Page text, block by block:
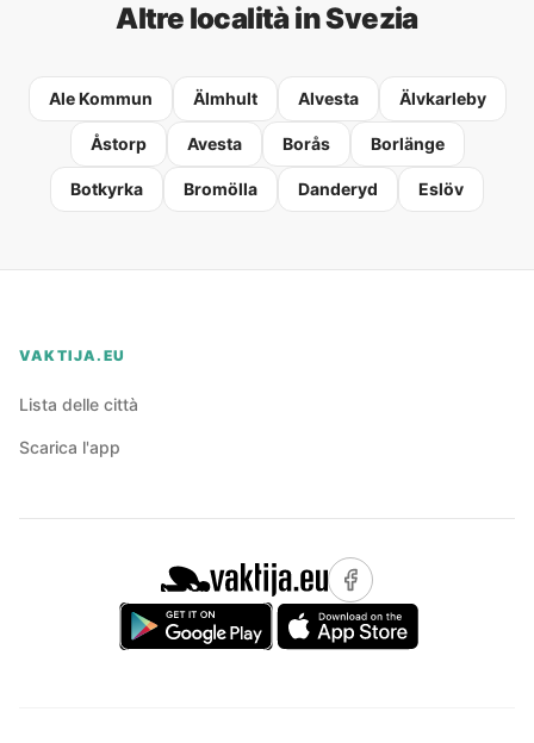
Altre località in Svezia
Ale Kommun Älmhult Alvesta Älvkarleby
Åstorp Avesta Borås Borlänge
Botkyrka Bromölla Danderyd Eslöv
VAKTIJA.EU
Lista delle città
Scarica l'app